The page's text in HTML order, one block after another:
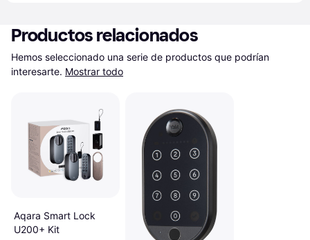
Productos relacionados
Hemos seleccionado una serie de productos que podrían
interesarte. Mostrar todo
Aqara Smart Lock
U200+ Kit